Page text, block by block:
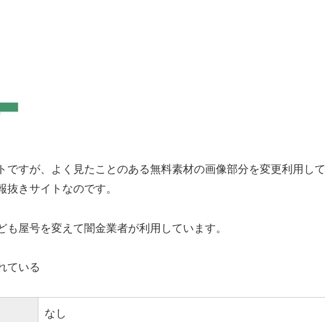
ですが、よく見たことのある無料素材の画像部分を変更利用して
きサイトなのです。
屋号を変えて闇金業者が利用しています。
ている
なし